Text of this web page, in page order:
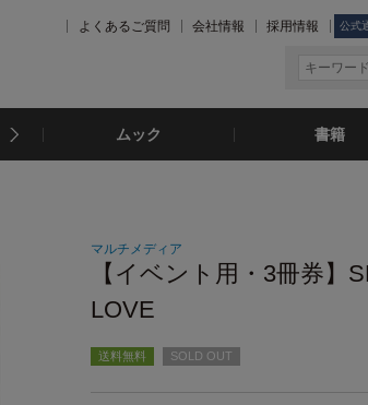
よくあるご質問 会社情報 採用情報 公式
ムック 書籍
マルチメディア
【イベント用・3冊券】
LOVE
送料無料 SOLD OUT